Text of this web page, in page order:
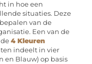
in hoe een
situaties. Deze
van de
Een van de
4 Kleuren
indeelt in vier
en Blauw) op basis